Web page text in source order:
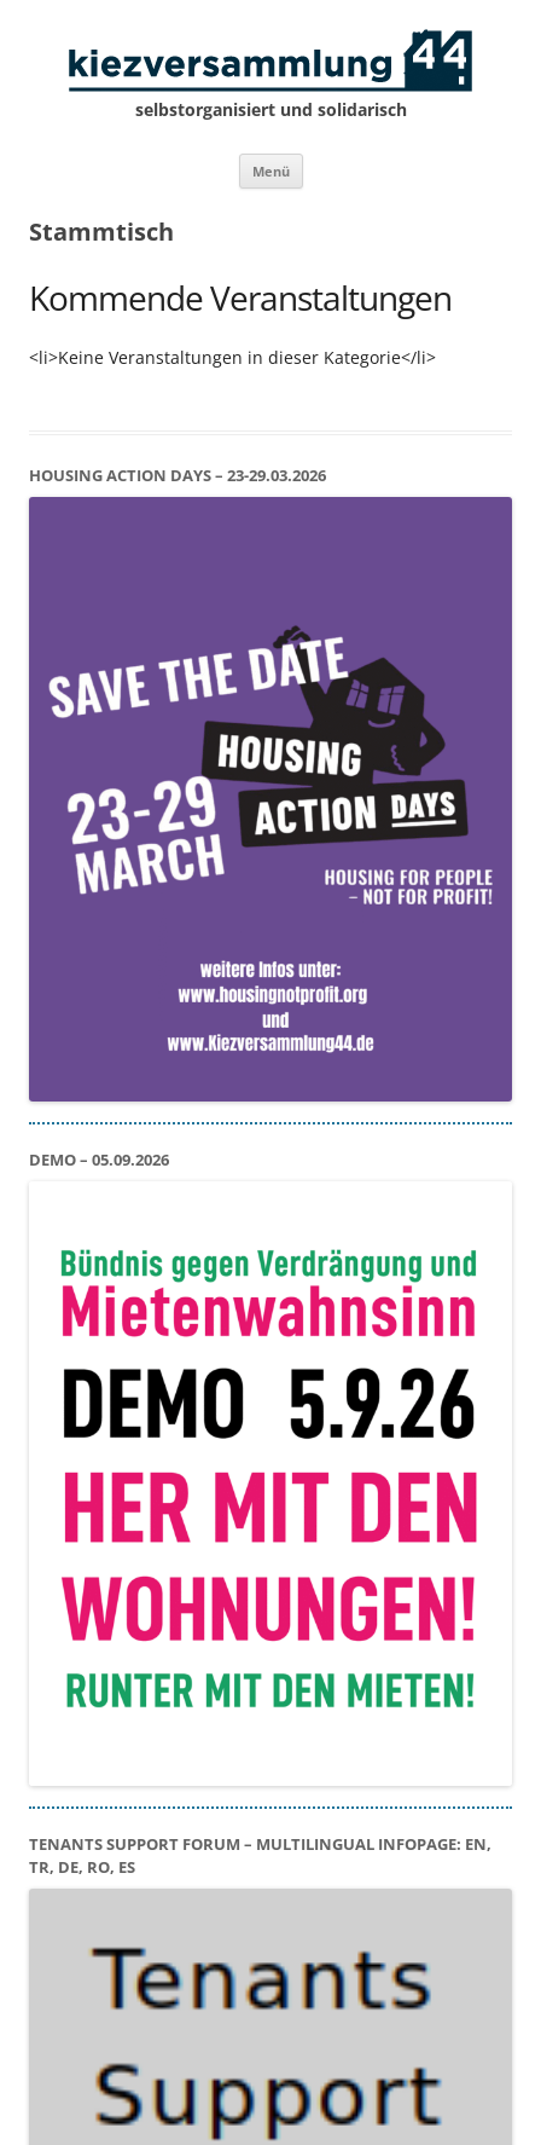
selbstorganisiert und solidarisch
Menü Zum
springen
Stammtisch
Kommende Veranstaltungen
<li>Keine Veranstaltungen in dieser Kategorie</li>
HOUSING ACTION DAYS – 23-29.03.2026
DEMO – 05.09.2026
TENANTS SUPPORT FORUM – MULTILINGUAL INFOPAGE: EN,
TR, DE, RO, ES